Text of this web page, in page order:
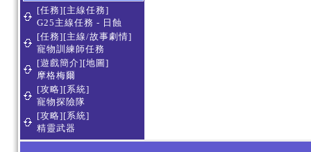
[任務][主線任務]
G25主線任務 - 日蝕
[任務][主線/故事劇情]
寵物訓練師任務
[遊戲簡介][地圖]
摩格梅爾
[攻略][系統]
寵物探險隊
[攻略][系統]
精靈武器